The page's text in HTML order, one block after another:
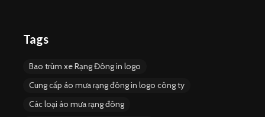
o
Tags
Bao trùm xe Rạng Đông in logo
Cung cấp áo mưa rạng đông in logo công ty
Các loại áo mưa rạng đông